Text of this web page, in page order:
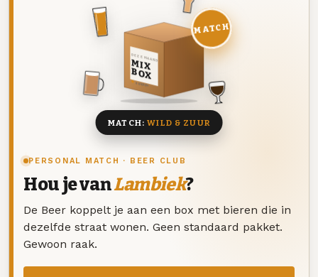
PERSONAL MATCH · BEER CLUB
Hou je vanLambiek?
De Beer koppelt je aan een box met bieren die in
dezelfde straat wonen. Geen standaard pakket.
Gewoon raak.
DEZE MAAND
MIX
BOX
8 BIEREN
MATCH
MATCH:WILD & ZUUR